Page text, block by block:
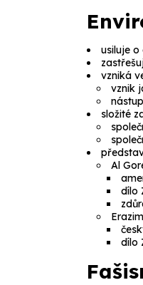
usiluje
vzniká
vznik
složité
Al
dílo
dílo